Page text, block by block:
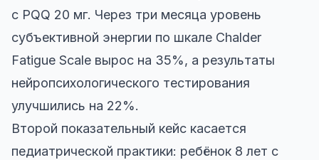
с PQQ 20 мг. Через три месяца уровень
субъективной энергии по шкале Chalder
Fatigue Scale вырос на 35%, а результаты
нейропсихологического тестирования
улучшились на 22%.
Второй показательный кейс касается
педиатрической практики: ребёнок 8 лет с